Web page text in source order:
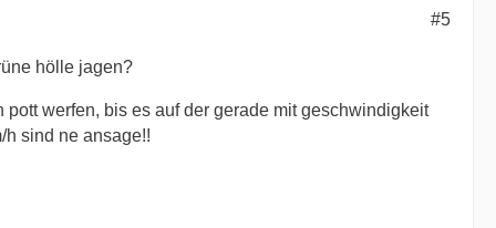
#5
hölle jagen?
werfen, bis es auf der gerade mit geschwindigkeit
h sind ne ansage!!